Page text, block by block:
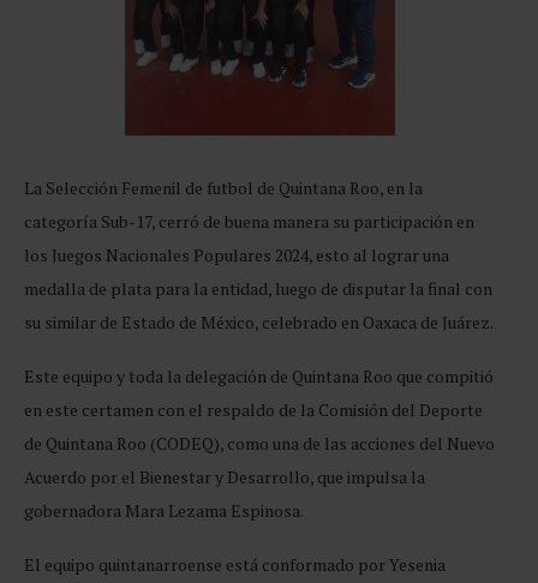
La Selección Femenil de futbol de Quintana Roo, en la
categoría Sub-17, cerró de buena manera su participación en
los Juegos Nacionales Populares 2024, esto al lograr una
medalla de plata para la entidad, luego de disputar la final con
su similar de Estado de México, celebrado en Oaxaca de Juárez.
Este equipo y toda la delegación de Quintana Roo que compitió
en este certamen con el respaldo de la Comisión del Deporte
de Quintana Roo (CODEQ), como una de las acciones del Nuevo
Acuerdo por el Bienestar y Desarrollo, que impulsa la
gobernadora Mara Lezama Espinosa.
El equipo quintanarroense está conformado por Yesenia